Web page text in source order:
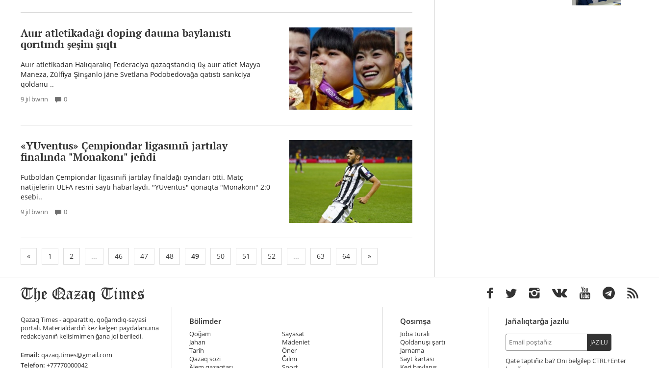
Auır atletikadağı doping dauına baylanıstı
qorıtındı şeşim şıqtı
Auır atletikadan Halıqaralıq Federaciya qazaqstandıq üş auır atlet Mayya
Maneza, Zülfiya Şinşanlo jäne Svetlana Podobedovağa qatıstı sankciya
qoldanu ..
9 jıl bwrın 0
«YUventus» Çempiondar ligasınıñ jartılay
finalında "Monakonı" jeñdi
Futboldan Çempiondar ligasınıñ jartılay finaldağı oyındarı ötti. Matç
nätijelerin UEFA resmi saytı habarlaydı. "YUventus" qonaqta "Monakonı" 2:0
esebi..
9 jıl bwrın 0
« 1 2 ... 46 47 48 49 50 51 52 ... 63 64 »
Qazaq Times - aqparattıq, qoğamdıq-sayasi
portalı. Materialdardıñ kez kelgen paydalanuına
redakciyanıñ kelisimimen ğana jol beriledi.
Email: qazaq.times@gmail.com
Telefon: +77770000042
Bölimder
Qoğam
Jahan
Tarih
Qazaq sözi
Sayasat
Mädeniet
Öner
Ğılım
Qosımşa
Joba turalı
Qoldanuşı şartı
Jarnama
Sayt kartası
Jañalıqtarğa jazılu
JAZILU
Qate taptıñız ba? Onı belgilep
+Enter